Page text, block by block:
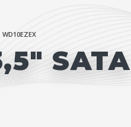
WD10EZEX
SATA